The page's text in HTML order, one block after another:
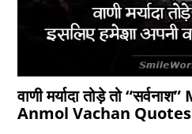
वाणी मर्यादा तोड़े तो
Anmol Vachan